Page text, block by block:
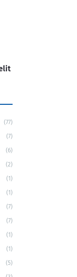
(77)
(7)
(6)
(2)
(1)
(1)
(7)
(7)
(1)
(1)
(5)